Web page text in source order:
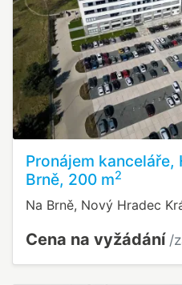
Pronájem kanceláře,
Brně, 200 m2
Na Brně, Nový Hradec
Cena na vyžádání /